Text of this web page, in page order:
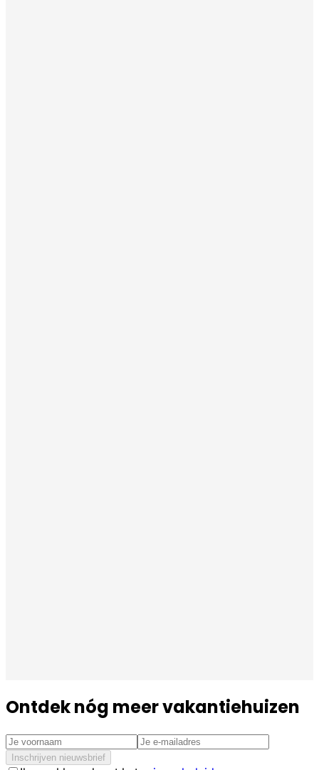
Ontdek nóg meer vakantiehuizen
Inschrijven nieuwsbrief